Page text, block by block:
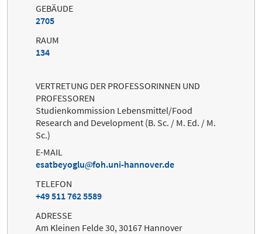
GEBÄUDE
2705
RAUM
134
VERTRETUNG DER PROFESSORINNEN UND
PROFESSOREN
Studienkommission Lebensmittel/Food
Research and Development (B. Sc. / M. Ed. / M.
Sc.)
E-MAIL
esatbeyoglu
foh.uni-hannover.de
TELEFON
+49 511 762 5589
ADRESSE
Am Kleinen Felde 30, 30167 Hannover